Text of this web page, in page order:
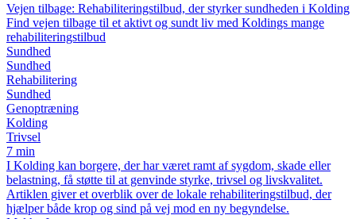
Vejen tilbage: Rehabiliteringstilbud, der styrker sundheden i Kolding
Find vejen tilbage til et aktivt og sundt liv med Koldings mange
rehabiliteringstilbud
Sundhed
Sundhed
Rehabilitering
Sundhed
Genoptræning
Kolding
Trivsel
7 min
I Kolding kan borgere, der har været ramt af sygdom, skade eller
belastning, få støtte til at genvinde styrke, trivsel og livskvalitet.
Artiklen giver et overblik over de lokale rehabiliteringstilbud, der
hjælper både krop og sind på vej mod en ny begyndelse.